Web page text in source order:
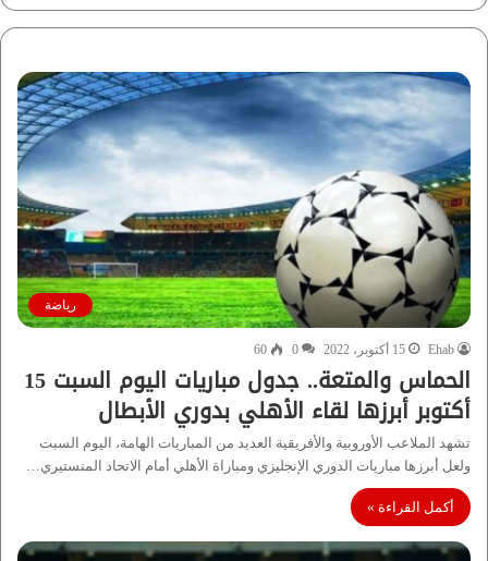
رياضة
Ehab 15 أكتوبر، 2022 0
60
الحماس والمتعة.. جدول مباريات اليوم السبت 15
أكتوبر أبرزها لقاء الأهلي بدوري الأبطال
تشهد الملاعب الأوروبية والأفريقية العديد من المباريات الهامة، اليوم السبت
ولعل أبرزها مباريات الدوري الإنجليزي ومباراة الأهلي أمام الاتحاد المنستيري…
أكمل القراءة »